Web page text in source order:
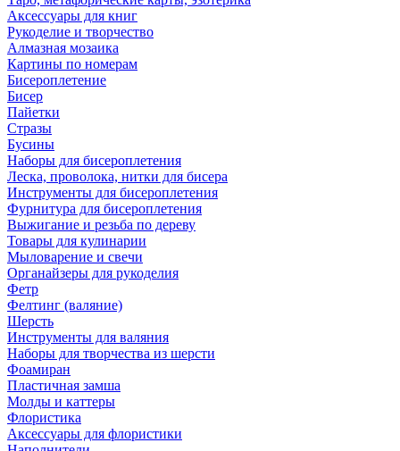
Аксессуары для книг
Рукоделие и творчество
Алмазная мозаика
Картины по номерам
Бисероплетение
Бисер
Пайетки
Стразы
Бусины
Наборы для бисероплетения
Леска, проволока, нитки для бисера
Инструменты для бисероплетения
Фурнитура для бисероплетения
Выжигание и резьба по дереву
Товары для кулинарии
Мыловарение и свечи
Органайзеры для рукоделия
Фетр
Фелтинг (валяние)
Шерсть
Инструменты для валяния
Наборы для творчества из шерсти
Фоамиран
Пластичная замша
Молды и каттеры
Флористика
Аксессуары для флористики